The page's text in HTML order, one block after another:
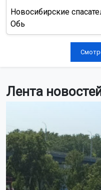
Лента
Новосибирские
Обь